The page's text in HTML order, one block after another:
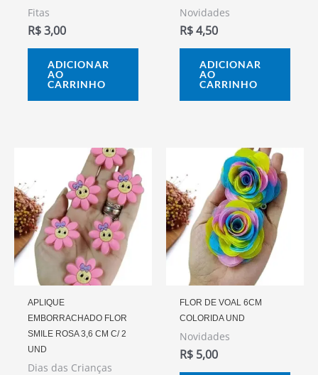
Fitas
R$3,00
ADICIONAR
AO
CARRINHO
Novidades
R$4,50
ADICIONAR
AO
CARRINHO
APLIQUE
EMBORRACHADO FLOR
SMILE ROSA 3,6 CM C/ 2
UND
Dias das Crianças
FLOR DE VOAL 6CM
COLORIDA UND
Novidades
R$ 5,00